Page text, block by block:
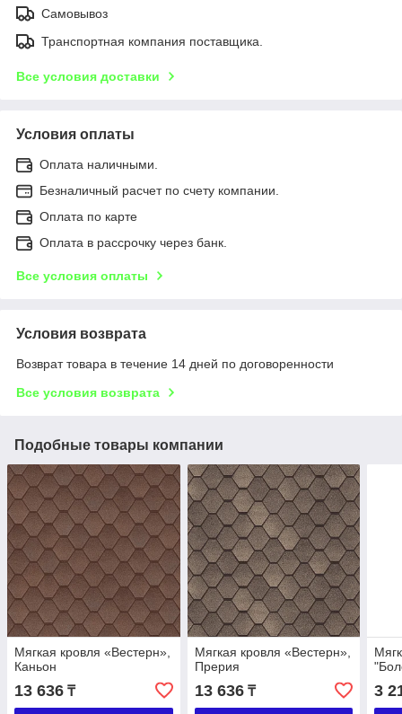
Самовывоз
Транспортная компания поставщика.
Все условия доставки
Условия оплаты
Оплата наличными.
Безналичный расчет по счету компании.
Оплата по карте
Оплата в рассрочку через банк.
Все условия оплаты
Условия возврата
Возврат товара в течение 14 дней по договоренности
Все условия возврата
Подобные товары компании
Мягкая кровля «Вестерн»,
Каньон
13 636 ₸
Мягкая кровля «Вестерн»,
Прерия
13 636₸ 3